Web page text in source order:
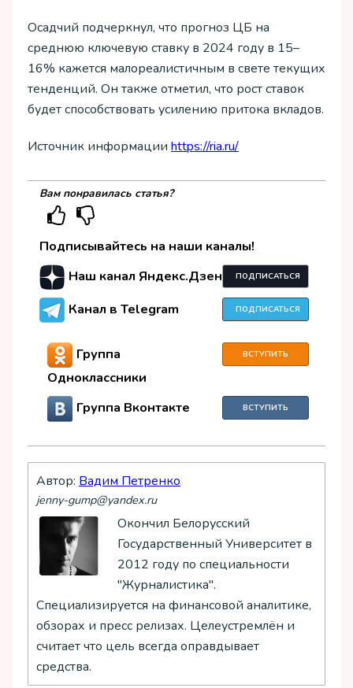
Осадчий подчеркнул, что прогноз ЦБ на
среднюю ключевую ставку в 2024 году в 15–
16% кажется малореалистичным в свете текущих
тенденций. Он также отметил, что рост ставок
будет способствовать усилению притока вкладов.
Источник информации https://ria.ru/
Вам понравилась статья?
Подписывайтесь на наши каналы!
Наш канал Яндекс.Дзен
ПОДПИСАТЬСЯ
Канал в Telegram ПОДПИСАТЬСЯ
Группа
Одноклассники
ВСТУПИТЬ
Группа Вконтакте ВСТУПИТЬ
Автор: Вадим Петренко
jenny-gump@yandex.ru
Окончил Белорусский
Государственный Университет в
2012 году по специальности
"Журналистика".
Специализируется на финансовой аналитике,
обзорах и пресс релизах. Целеустремлён и
считает что цель всегда оправдывает
средства.